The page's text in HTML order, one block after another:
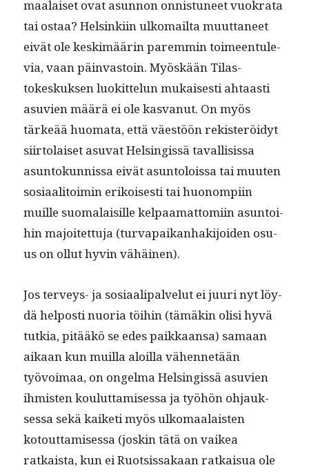
maalaiset ovat asun­non onnis­tuneet vuokra­ta
tai ostaa? Helsinki­in ulko­mail­ta muut­ta­neet
eivät ole keskimäärin parem­min toimeen­tule­
via, vaan päin­vas­toin. Myöskään Tilas­
tokeskuk­sen luokit­telun mukaises­ti ahtaasti
asu­vien määrä ei ole kas­vanut. On myös
tärkeää huo­ma­ta, että väestöön rek­isteröidyt
siir­to­laiset asu­vat Helsingis­sä taval­li­sis­sa
asun­tokun­nis­sa eivät asun­tolois­sa tai muuten
sosi­aal­i­toimin erikois­es­ti tai huonom­pi­in
muille suo­ma­laisille kel­paa­mat­tomi­in asun­toi­
hin majoitet­tu­ja (tur­va­paikan­hak­i­joiden osu­
us on ollut hyvin vähäinen).
Jos ter­veys- ja sosi­aali­palve­lut ei juuri nyt löy­
dä hel­posti nuo­ria töi­hin (tämäkin olisi hyvä
tutkia, pitääkö se edes paikkaansa) samaan
aikaan kun muil­la aloil­la vähen­netään
työvoimaa, on ongel­ma Helsingis­sä asu­vien
ihmis­ten koulut­tamises­sa ja työhön ohjauk­
ses­sa sekä kaiketi myös ulko­maalais­ten
kotout­tamises­sa (joskin tätä on vaikea
ratkaista, kun ei Ruot­sis­sakaan ratkaisua ole